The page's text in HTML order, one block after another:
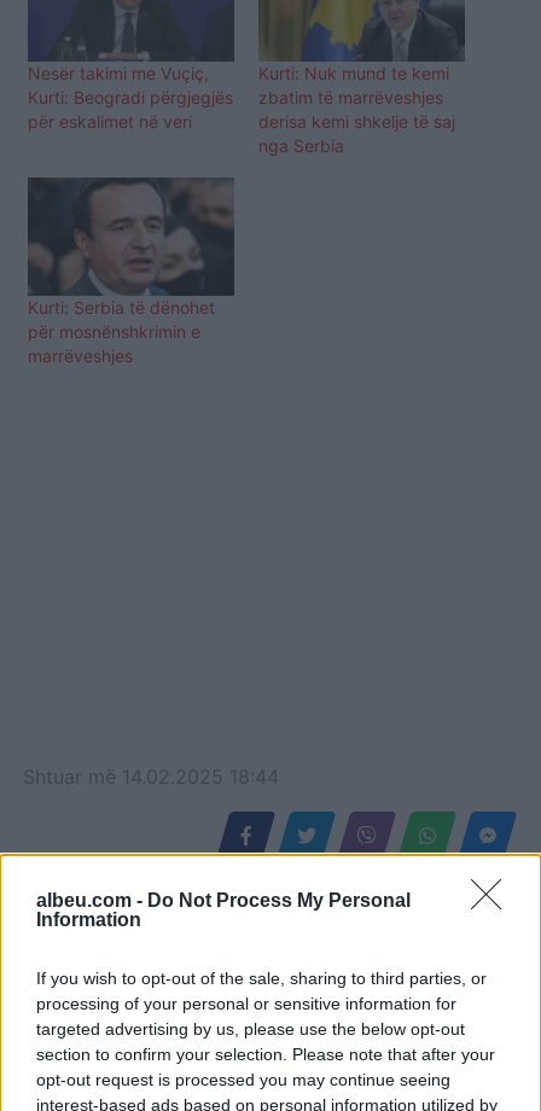
albeu.com - Do Not Process My Personal
Information
If you wish to opt-out of the sale, sharing to third parties, or
processing of your personal or sensitive information for
targeted advertising by us, please use the below opt-out
section to confirm your selection. Please note that after your
opt-out request is processed you may continue seeing
interest-based ads based on personal information utilized by
Nesër takimi me Vuçiç,
Kurti: Beogradi përgjegjës
për eskalimet në veri
Kurti: Nuk mund te kemi
zbatim të marrëveshjes
derisa kemi shkelje të saj
nga Serbia
Kurti: Serbia të dënohet
për mosnënshkrimin e
marrëveshjes
Shtuar më 14.02.2025 18:44